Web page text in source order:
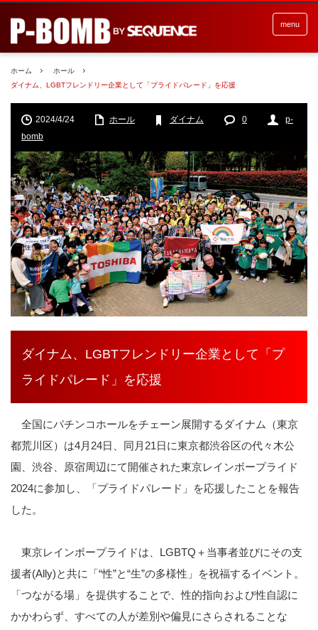
menu
ホーム
ホール
ダイナム、LGBTフレンドリー企業として「プライドパレード」を応援
2024/4/24 ホール ダイナム 0
p-
bomb
ダイナム、LGBTフレンドリー企業として「プ
ライドパレード」を応援
全国にパチンコホールをチェーン展開するダイナム（東京
都荒川区）は4月 24日、同月 21日に東京都渋谷区の代々木公
園、渋谷、原宿周辺にて開催された東京レインボープライド
2024に参加し、「プライドパレード」を応援したことを報告
した。
東京レインボープライドは、 LGBTQ ＋当事者並びにその支
援者(Ally)と共に「“性”と“生”の多様性」を祝福するイベント。
「つながる場」を提供することで、性的指向および性自認に
かかわらず、すべての人が差別や偏見にさらされることな